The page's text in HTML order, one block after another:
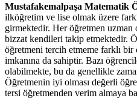
Mustafakemalpaşa Matematik
ilköğretim ve lise olmak üzere
girmektedir. Her öğretmen
bizzat kendileri takip etmektedir.
öğretmeni tercih etmeme farklı bir
imkanına da sahiptir. Bazı
olabilmekte, bu da genellikle
Öğretmenin iyi olması değerli
tersi öğretmenden verim almaya